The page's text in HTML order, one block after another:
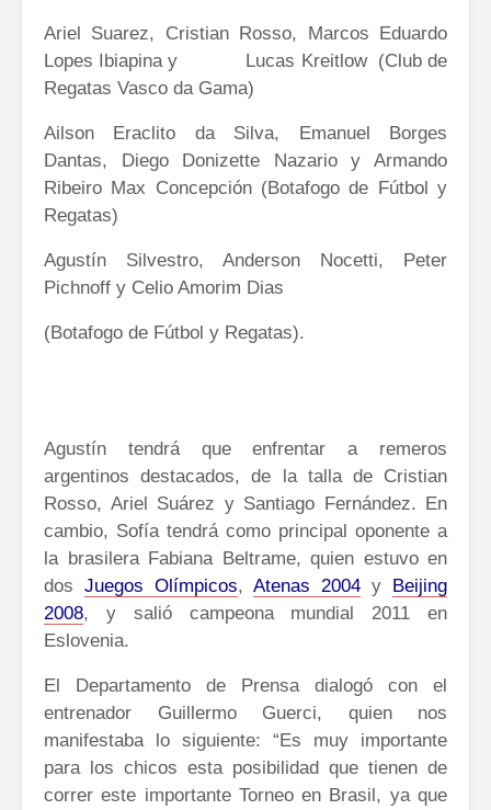
Ariel Suarez, Cristian Rosso, Marcos Eduardo
Lopes Ibiapina y Lucas Kreitlow (Club de
Regatas Vasco da Gama)
Ailson Eraclito da Silva, Emanuel Borges
Dantas, Diego Donizette Nazario y Armando
Ribeiro Max Concepción (Botafogo de Fútbol y
Regatas)
Agustín Silvestro, Anderson Nocetti, Peter
Pichnoff y Celio Amorim Dias
(Botafogo de Fútbol y Regatas).
Agustín tendrá que enfrentar a remeros
argentinos destacados, de la talla de Cristian
Rosso, Ariel Suárez y Santiago Fernández. En
cambio, Sofía tendrá como principal oponente a
la brasilera Fabiana Beltrame, quien estuvo en
dos Juegos Olímpicos, Atenas 2004 y Beijing
2008, y salió campeona mundial 2011 en
Eslovenia.
El Departamento de Prensa dialogó con el
entrenador Guillermo Guerci, quien nos
manifestaba lo siguiente: “Es muy importante
para los chicos esta posibilidad que tienen de
correr este importante Torneo en Brasil, ya que